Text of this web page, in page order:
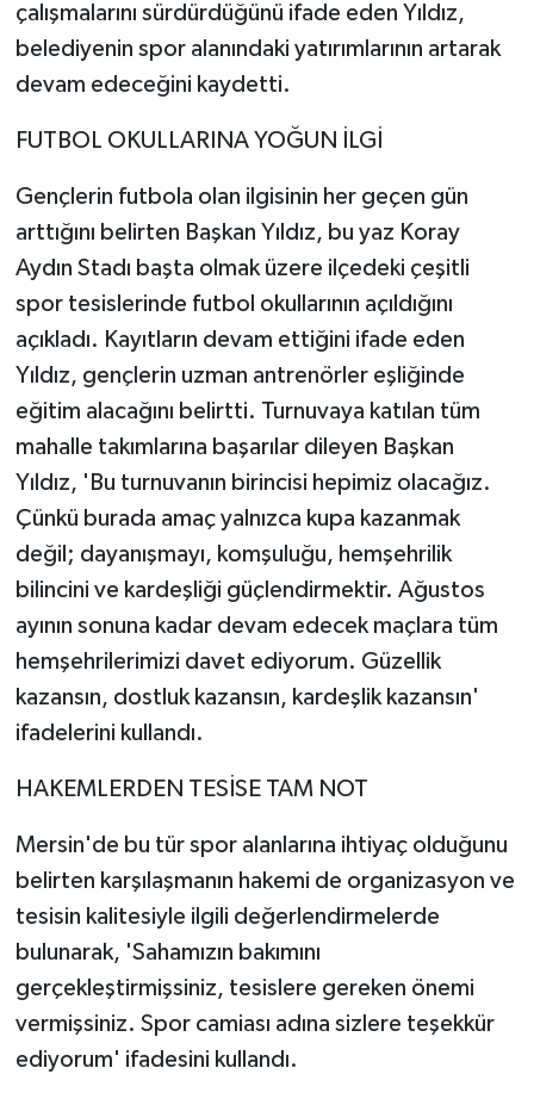
çalışmalarını sürdürdüğünü ifade eden Yıldız,
belediyenin spor alanındaki yatırımlarının artarak
devam edeceğini kaydetti.
FUTBOL OKULLARINA YOĞUN İLGİ
Gençlerin futbola olan ilgisinin her geçen gün
arttığını belirten Başkan Yıldız, bu yaz Koray
Aydın Stadı başta olmak üzere ilçedeki çeşitli
spor tesislerinde futbol okullarının açıldığını
açıkladı. Kayıtların devam ettiğini ifade eden
Yıldız, gençlerin uzman antrenörler eşliğinde
eğitim alacağını belirtti. Turnuvaya katılan tüm
mahalle takımlarına başarılar dileyen Başkan
Yıldız, 'Bu turnuvanın birincisi hepimiz olacağız.
Çünkü burada amaç yalnızca kupa kazanmak
değil; dayanışmayı, komşuluğu, hemşehrilik
bilincini ve kardeşliği güçlendirmektir. Ağustos
ayının sonuna kadar devam edecek maçlara tüm
hemşehrilerimizi davet ediyorum. Güzellik
kazansın, dostluk kazansın, kardeşlik kazansın'
ifadelerini kullandı.
HAKEMLERDEN TESİSE TAM NOT
Mersin'de bu tür spor alanlarına ihtiyaç olduğunu
belirten karşılaşmanın hakemi de organizasyon ve
tesisin kalitesiyle ilgili değerlendirmelerde
bulunarak, 'Sahamızın bakımını
gerçekleştirmişsiniz, tesislere gereken önemi
vermişsiniz. Spor camiası adına sizlere teşekkür
ediyorum' ifadesini kullandı.